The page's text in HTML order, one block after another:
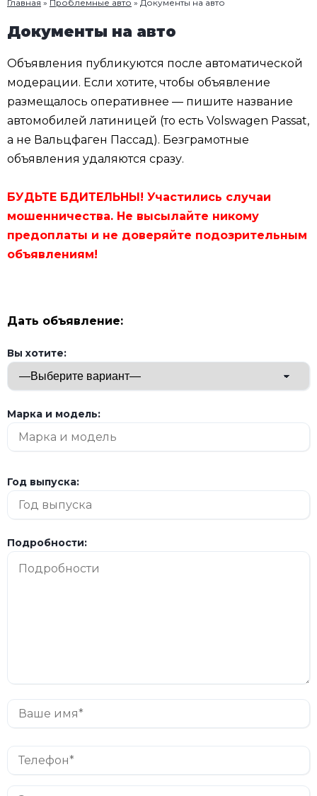
Главная » Проблемные авто » Документы на авто
Документы на авто
Объявления публикуются после автоматической
модерации. Если хотите, чтобы объявление
размещалось оперативнее — пишите название
автомобилей латиницей (то есть Volswagen Passat,
а не Вальцфаген Пассад). Безграмотные
объявления удаляются сразу.
БУДЬТЕ БДИТЕЛЬНЫ! Участились случаи
мошенничества. Не высылайте никому
предоплаты и не доверяйте подозрительным
объявлениям!
Дать объявление:
Вы хотите:
Марка и модель:
Год выпуска:
Подробности: